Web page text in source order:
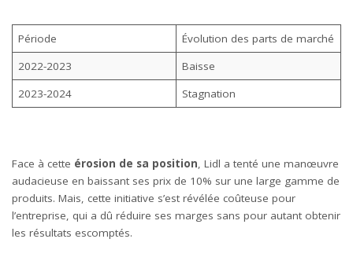
Période
Évolution des parts de marché
2022-2023
Baisse
2023-2024
Stagnation
Face à cette érosion de sa position, Lidl a tenté une manœuvre
audacieuse en baissant ses prix de 10% sur une large gamme de
produits. Mais, cette initiative s’est révélée coûteuse pour
l’entreprise, qui a dû réduire ses marges sans pour autant obtenir
les résultats escomptés.